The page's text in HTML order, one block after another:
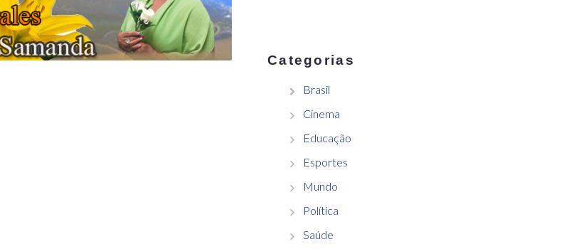
Categorias
Brasil
Cinema
Educação
Esportes
Mundo
Política
Saúde